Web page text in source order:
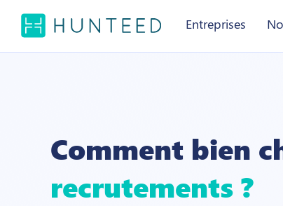
Entreprises
Comment bien
recrutements ?